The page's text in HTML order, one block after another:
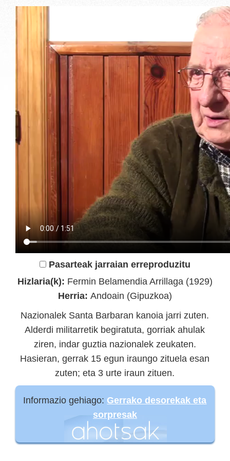
Pasarteak jarraian erreproduzitu
Hizlaria(k): Fermin Belamendia Arrillaga (1929)
Herria: Andoain (Gipuzkoa)
Nazionalek Santa Barbaran kanoia jarri zuten.
Alderdi militarretik begiratuta, gorriak ahulak
ziren, indar guztia nazionalek zeukaten.
Hasieran, gerrak 15 egun iraungo zituela esan
zuten; eta 3 urte iraun zituen.
Informazio gehiago: Gerrako desorekak eta
sorpresak